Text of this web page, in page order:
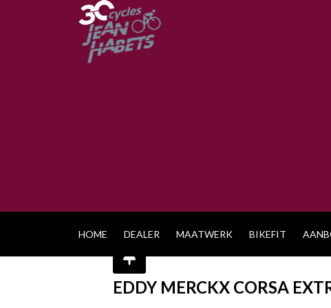
HOME DEALER MAATWERK BIKEFIT
EDDY MERCKX CORSA